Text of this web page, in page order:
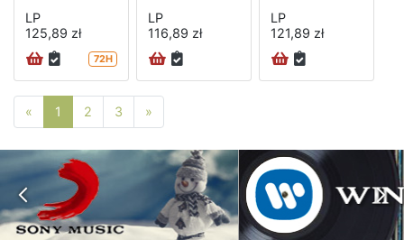
LP
125,89 zł
72H
LP
116,89 zł
LP
121,89 zł
« Poprzednia strona
1 2 3 »